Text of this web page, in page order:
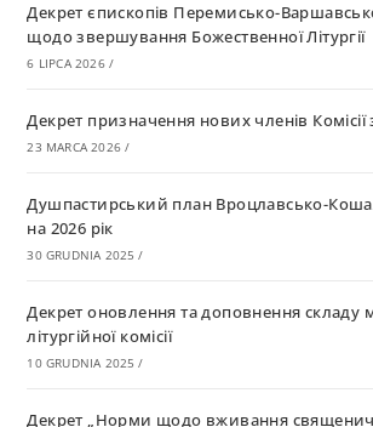
Декрет єпископів Перемисько-
щодо звершування Божественної Літургії
6 LIPCA 2026 /
Декрет призначення нових членів
23 MARCA 2026 /
Душпастирський план Вроцлавсько-
на 2026 рік
30 GRUDNIA 2025 /
Декрет оновлення та доповнення складу
літургійної комісії
10 GRUDNIA 2025 /
Декрет „Норми щодо вживання